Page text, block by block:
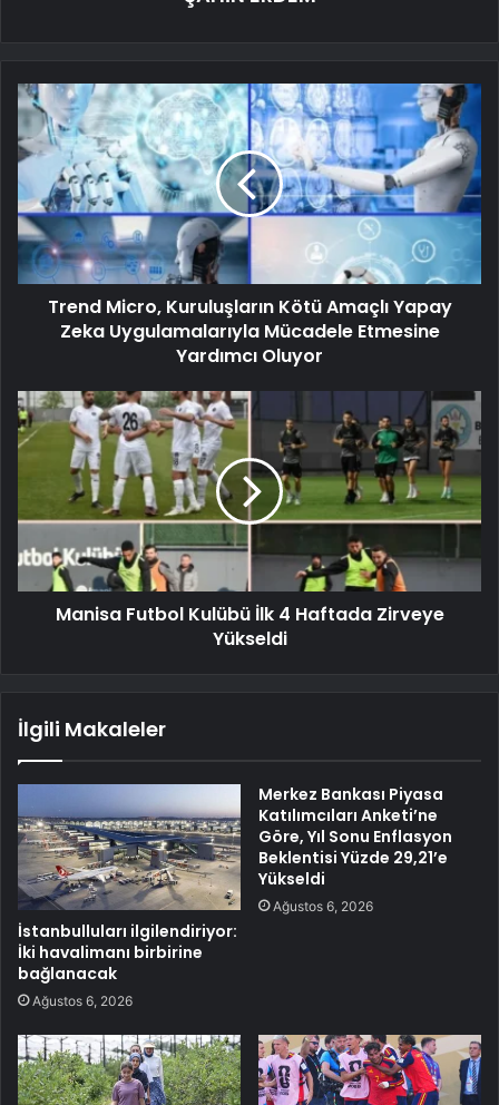
Trend Micro, Kuruluşların Kötü Amaçlı Yapay
Zeka Uygulamalarıyla Mücadele Etmesine
Yardımcı Oluyor
Manisa Futbol Kulübü İlk 4 Haftada Zirveye
Yükseldi
İlgili Makaleler
İstanbulluları ilgilendiriyor:
İki havalimanı birbirine
bağlanacak
Ağustos 6, 2026
Merkez Bankası Piyasa
Katılımcıları Anketi’ne
Göre, Yıl Sonu Enflasyon
Beklentisi Yüzde 29,21’e
Yükseldi
Ağustos 6, 2026